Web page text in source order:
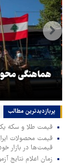
هماهنگی
پربازدیدترین‌ مطالب
قیمت طلا و سکه یکشنبه ۱۱ مرداد ۱۴۰۵/ ریزش
قیمت‌ها در بازار
زمان اعلام نتایج